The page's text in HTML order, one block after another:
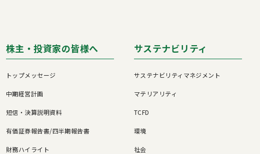
株主・投資家の皆様へ
トップメッセージ
中期経営計画
短信・決算説明資料
有価証券報告書/四半期報告書
財務ハイライト
サステナビリティ
サステナビリティマネジメント
マテリアリティ
TCFD
環境
社会